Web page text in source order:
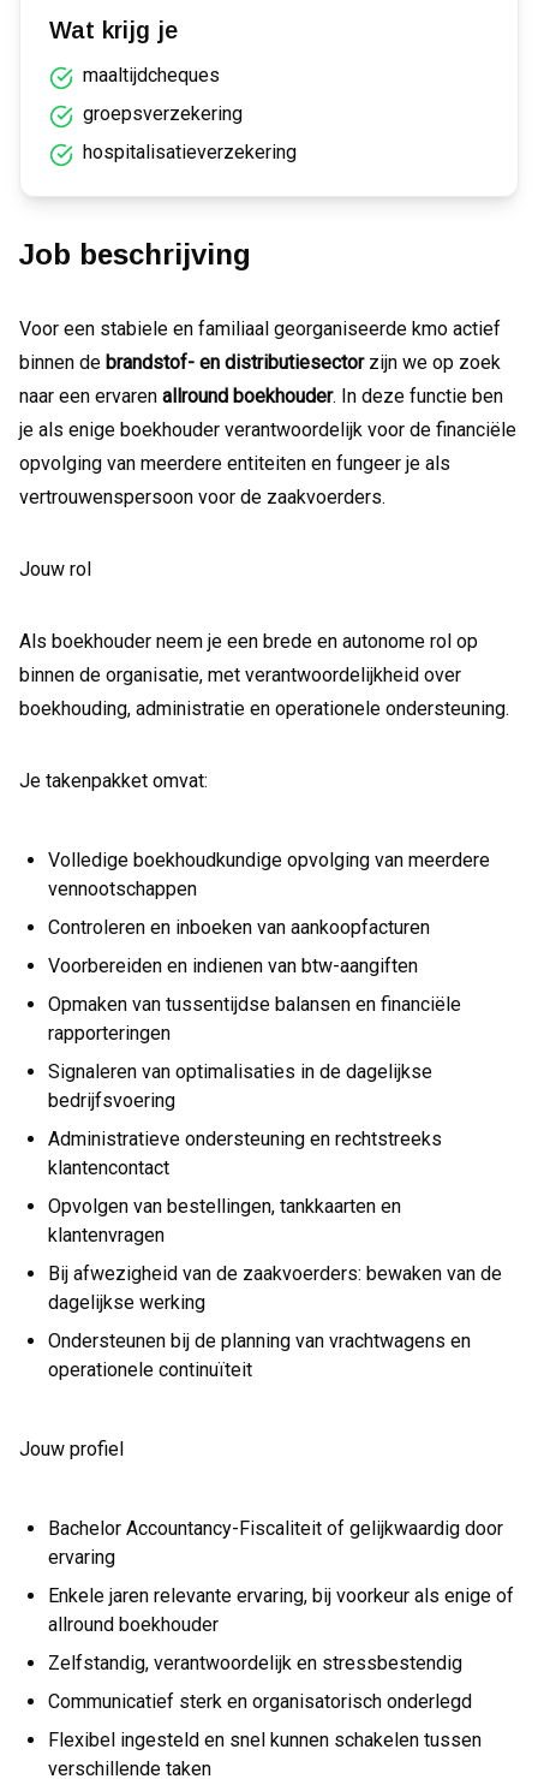
Wat krijg je
maaltijdcheques
groepsverzekering
hospitalisatieverzekering
Job beschrijving
Voor een stabiele en familiaal georganiseerde kmo actief
binnen de brandstof- en distributiesectorzijn we op zoek
naar een ervaren allround boekhouder. In deze functie ben
je als enige boekhouder verantwoordelijk voor de financiële
opvolging van meerdere entiteiten en fungeer je als
vertrouwenspersoon voor de zaakvoerders.
Jouw rol
Als boekhouder neem je een brede en autonome rol op
binnen de organisatie, met verantwoordelijkheid over
boekhouding, administratie en operationele ondersteuning.
Je takenpakket omvat:
Volledige boekhoudkundige opvolging van meerdere
vennootschappen
Controleren en inboeken van aankoopfacturen
Voorbereiden en indienen van btw-aangiften
Opmaken van tussentijdse balansen en financiële
rapporteringen
Signaleren van optimalisaties in de dagelijkse
bedrijfsvoering
Administratieve ondersteuning en rechtstreeks
klantencontact
Opvolgen van bestellingen, tankkaarten en
klantenvragen
Bij afwezigheid van de zaakvoerders: bewaken van de
dagelijkse werking
Ondersteunen bij de planning van vrachtwagens en
operationele continuïteit
Jouw profiel
Bachelor Accountancy-Fiscaliteit of gelijkwaardig door
ervaring
Enkele jaren relevante ervaring, bij voorkeur als enige of
allround boekhouder
Zelfstandig, verantwoordelijk en stressbestendig
Communicatief sterk en organisatorisch onderlegd
Flexibel ingesteld en snel kunnen schakelen tussen
verschillende taken